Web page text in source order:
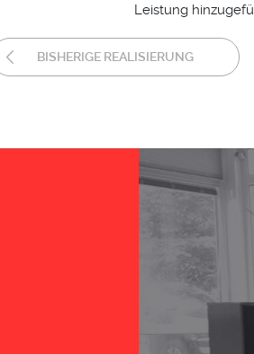
Leistung
BISHERIGE REALISIERUNG